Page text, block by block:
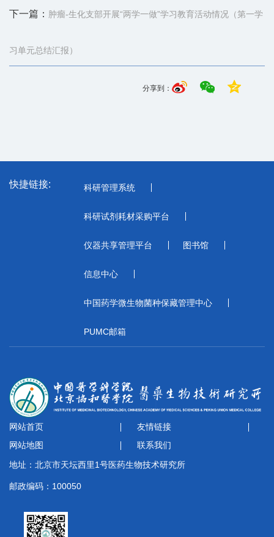
下一篇： 肿瘤-生化支部开展“两学一做”学习教育活动情况（第一学
习单元总结汇报）
分享到：
快捷链接: 科研管理系统
科研试剂耗材采购平台
仪器共享管理平台 图书馆
信息中心
中国药学微生物菌种保藏管理中心
PUMC邮箱
网站首页
友情链接
网站地图
联系我们
地址：北京市天坛西里1号医药生物技术研究所
邮政编码：100050